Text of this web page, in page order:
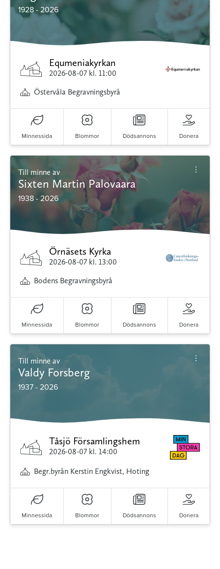
1928 - 2026
Equmeniakyrkan
2026-08-07 kl. 11:00
Östervåla Begravningsbyrå
Minnessida Blommor Dödsannons Donera
Till minne av
Sixten Martin Palovaara
1938 - 2026
Örnäsets Kyrka
2026-08-07 kl. 13:00
Bodens Begravningsbyrå
Minnessida Blommor Dödsannons Donera
Till minne av
Valdy Forsberg
1937 - 2026
Tåsjö Församlingshem
2026-08-07 kl. 14:00
Begr.byrån Kerstin Engkvist, Hoting
Minnessida Blommor Dödsannons Donera